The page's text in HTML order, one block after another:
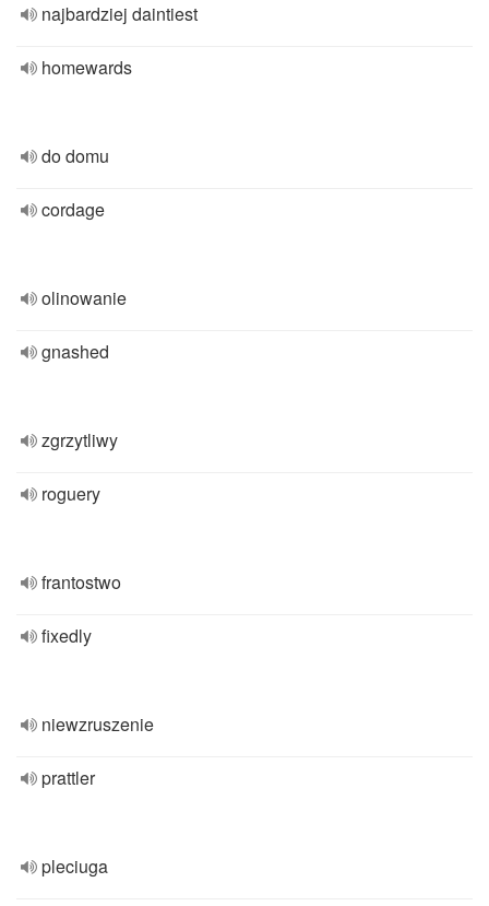
najbardziej daintiest
homewards
do domu
cordage
olinowanie
gnashed
zgrzytliwy
roguery
frantostwo
fixedly
niewzruszenie
prattler
pleciuga